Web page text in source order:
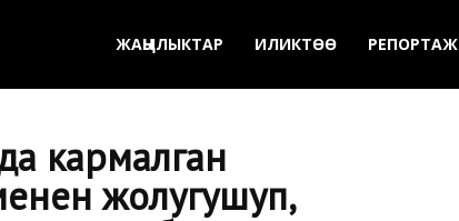
ЖАҢЫЛЫКТАР ИЛИКТӨӨ РЕПОРТАЖ
кармалган
жолугушуп,